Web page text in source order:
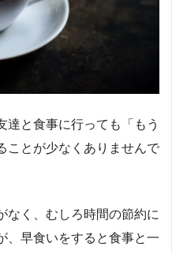
達と食事に行っても「もう
ことが少なくありませんで
なく、むしろ時間の節約に
、早食いをすると食事と一